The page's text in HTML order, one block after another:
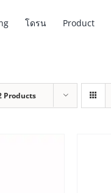
โดรน Product
Products